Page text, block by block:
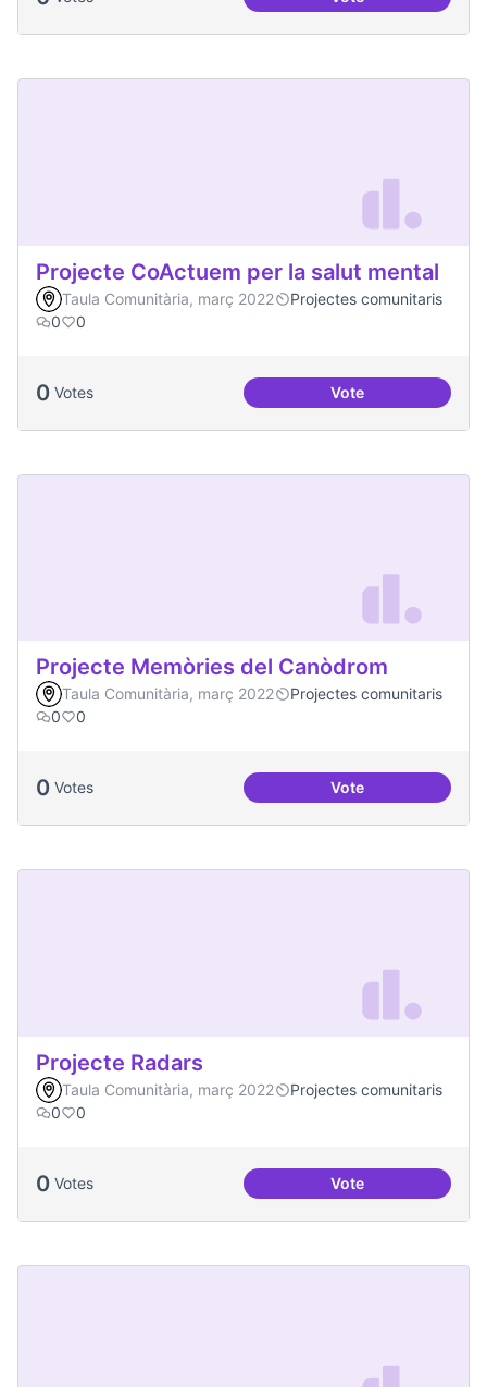
Processos
Projecte CoActuem per la salut mental
Taula Comunitària, març 2022
Projectes comunitaris
0
0
0 Votes VoteProjecte
Projecte Memòries del Canòdrom
Taula Comunitària, març 2022
Projectes comunitaris
0
0
0 Votes VoteProjecte
Projecte Radars
Taula Comunitària, març 2022
Projectes comunitaris
0
0
0 Votes VoteProjecte Radars